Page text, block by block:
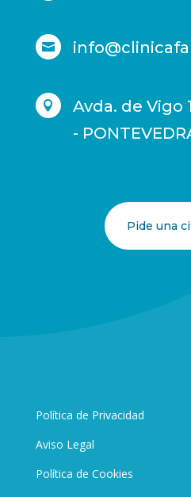


Avda. de Vigo
-
Pide una
Política de Privacidad
Aviso Legal
Política de Cookies